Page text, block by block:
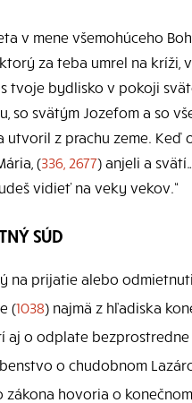
v mene všemohúceho
za teba umrel na kríži,
tvoje bydlisko v pokoji
so svätým Jozefom a so
z prachu zeme. Keď
(336, 2677) anjeli a
vidieť na veky vekov.“
SÚD
na prijatie alebo
(1038) najmä z hľadiska
aj o odplate
o chudobnom
hovoria o